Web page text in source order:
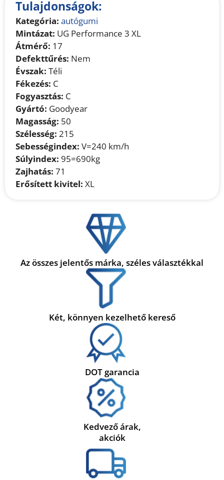
Tulajdonságok:
Kategória: autógumi
Mintázat: UG Performance 3 XL
Átmérő: 17
Defekttűrés: Nem
Évszak: Téli
Fékezés: C
Fogyasztás: C
Gyártó: Goodyear
Magasság: 50
Szélesség: 215
Sebességindex: V=240 km/h
Súlyindex: 95=690kg
Zajhatás: 71
Erősített kivitel: XL
Az összes jelentős márka, széles választékkal
Két, könnyen kezelhető kereső
DOT garancia
Kedvező árak,
akciók